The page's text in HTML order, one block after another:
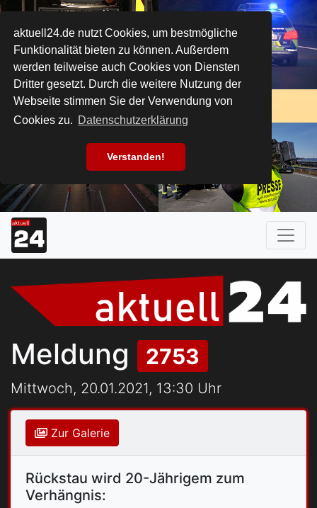
aktuell24.de nutzt Cookies, um bestmögliche
Funktionalität bieten zu können. Außerdem
werden teilweise auch Cookies von Diensten
Dritter gesetzt. Durch die weitere Nutzung der
Webseite stimmen Sie der Verwendung von
Cookies zu. Datenschutzerklärung
Verstanden!
Meldung 2753
Mittwoch, 20.01.2021, 13:30 Uhr
Zur Galerie
Rückstau wird 20-Jährigem zum
Verhängnis: